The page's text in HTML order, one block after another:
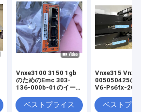
Vnxe3100 3150 1gb
のためのEmc 303-
136-000b-01のイーサ
左舷Gbe Iscsi
ベストプライス
Vnxe315
005050425の
V6-Ps6fx-200
Ssd 3.5'
ベストプラ